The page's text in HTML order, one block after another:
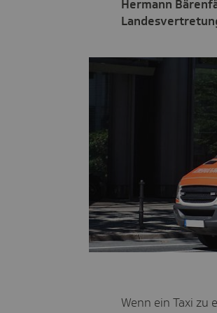
Hermann
Wenn ein Taxi